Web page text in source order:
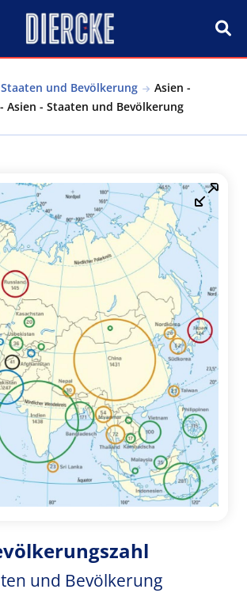
Staaten und Bevölkerung
Asien -
Asien - Staaten und Bevölkerung
und Bevölkerung